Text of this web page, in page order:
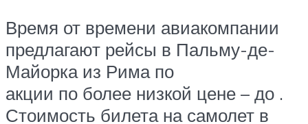
Время от времени авиакомпании
предлагают рейсы в Пальму-де-
Майорка из Рима по
акции по более низкой цене – до .
Стоимость билета на самолет в